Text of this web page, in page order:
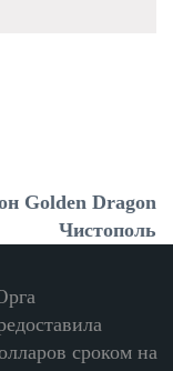
Golden Dragon
Чистополь
сроком на